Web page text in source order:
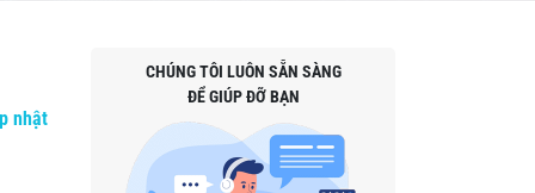
nhật
CHÚNG TÔI LUÔN SẴN SÀNG
ĐỂ GIÚP ĐỠ BẠN